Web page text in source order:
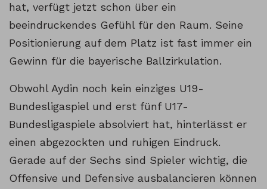
hat, verfügt jetzt schon über ein
beeindruckendes Gefühl für den Raum. Seine
Positionierung auf dem Platz ist fast immer ein
Gewinn für die bayerische Ballzirkulation.
Obwohl Aydin noch kein einziges U19-
Bundesligaspiel und erst fünf U17-
Bundesligaspiele absolviert hat, hinterlässt er
einen abgezockten und ruhigen Eindruck.
Gerade auf der Sechs sind Spieler wichtig, die
Offensive und Defensive ausbalancieren können